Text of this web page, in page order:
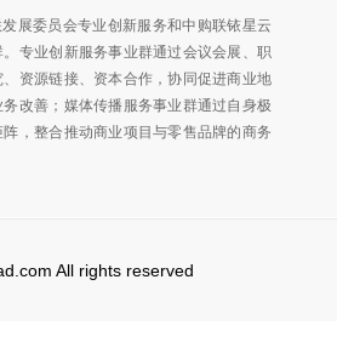
展委员会专业创新服务和中购联铱星云
专业创新服务事业群通过会议会展、职
资源链接、资本合作，协同促进商业地
改善；媒体传播服务事业群通过自身极
，整合推动商业项目与零售品牌的商务
All rights reserved